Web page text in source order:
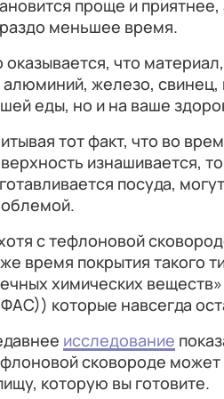
проще и
меньшее время.
оказывается, что
алюминий, железо, свинец,
еды, но и на ваше
тот факт, что во
изнашивается,
посуда,
с тефлоновой
время покрытия такого
химических
которые навсегда
исследование
сковороде может
которую вы готовите.